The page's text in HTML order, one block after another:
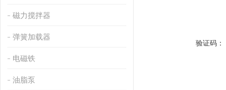
磁力搅拌器
弹簧加载器
电磁铁
油脂泵
验证码：